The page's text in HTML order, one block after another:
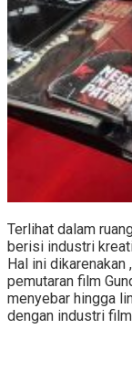
Terlihat dalam
berisi industri
Hal ini
pemutaran film
menyebar hingga
dengan industri